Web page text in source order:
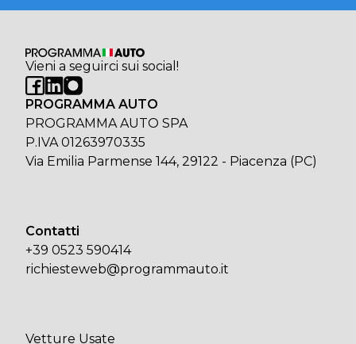
Vieni a seguirci sui social!
PROGRAMMA AUTO
PROGRAMMA AUTO SPA
P.IVA 01263970335
Via Emilia Parmense 144, 29122 - Piacenza (PC)
Contatti
+39 0523 590414
richiesteweb@programmauto.it
Vetture Usate